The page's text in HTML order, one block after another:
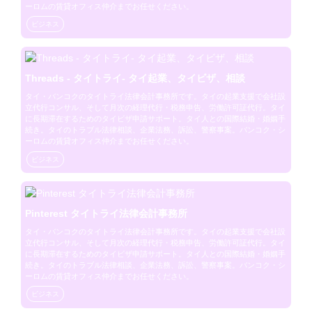
ーロムの賃貸オフィス仲介までお任せください。
ビジネス
Threads - タイトライ- タイ起業、タイビザ、相談
タイ・バンコクのタイトライ法律会計事務所です。タイの起業支援で会社設
立代行コンサル、そして月次の経理代行・税務申告、労働許可証代行。タイ
に長期滞在するためのタイビザ申請サポート。タイ人との国際結婚・婚姻手
続き。タイのトラブル法律相談、企業法務、訴訟、警察事案。バンコク・シ
ーロムの賃貸オフィス仲介までお任せください。
ビジネス
Pinterest タイトライ法律会計事務所
タイ・バンコクのタイトライ法律会計事務所です。タイの起業支援で会社設
立代行コンサル、そして月次の経理代行・税務申告、労働許可証代行。タイ
に長期滞在するためのタイビザ申請サポート。タイ人との国際結婚・婚姻手
続き。タイのトラブル法律相談、企業法務、訴訟、警察事案。バンコク・シ
ーロムの賃貸オフィス仲介までお任せください。
ビジネス